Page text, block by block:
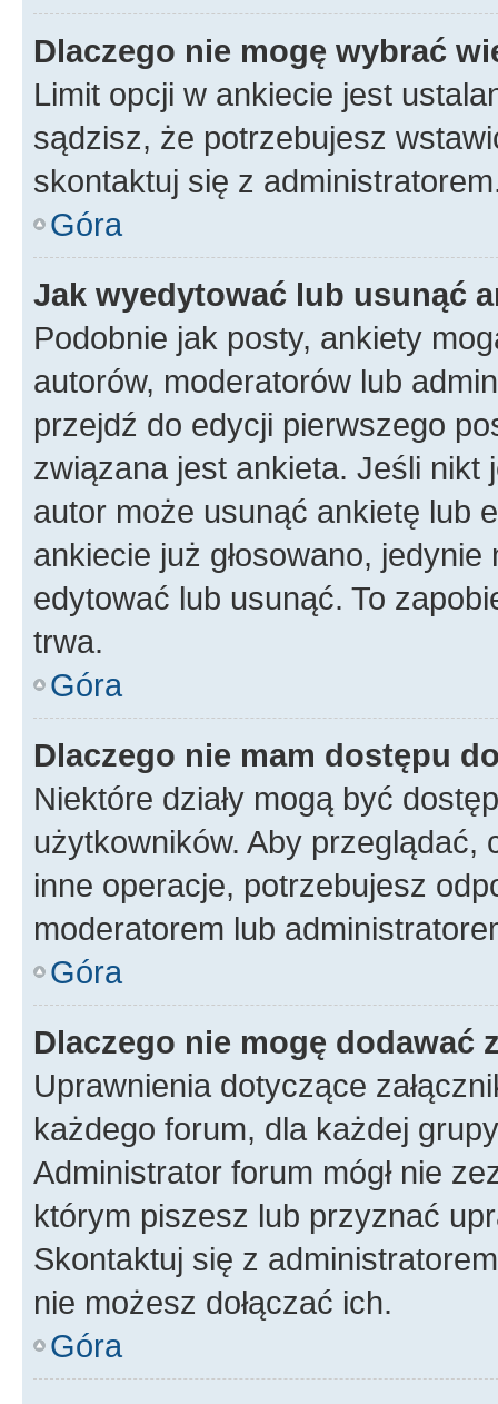
Dlaczego nie mogę wybrać
Limit opcji w ankiecie jest
sądzisz, że potrzebujesz
skontaktuj się z
Góra
Jak wyedytować lub usunąć
Podobnie jak posty, ankiety
autorów, moderatorów lub
przejdź do edycji pierwszego
związana jest ankieta. Jeśli nikt
autor może usunąć ankietę lub
ankiecie już głosowano,
edytować lub usunąć. To
trwa.
Góra
Dlaczego nie mam dostępu
Niektóre działy mogą być
użytkowników. Aby
inne operacje, potrzebujesz
moderatorem lub
Góra
Dlaczego nie mogę dodawać
Uprawnienia dotyczące
każdego forum, dla każdej
Administrator forum mógł nie
którym piszesz lub przyznać
Skontaktuj się z
nie możesz dołączać ich.
Góra